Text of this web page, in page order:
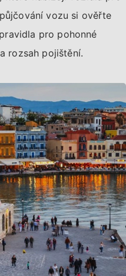
vozu si ověřte
pro pohonné
rozsah pojištění.